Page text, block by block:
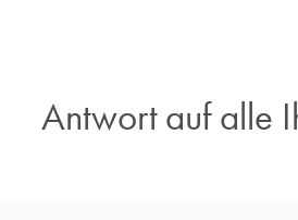
Antwort auf alle